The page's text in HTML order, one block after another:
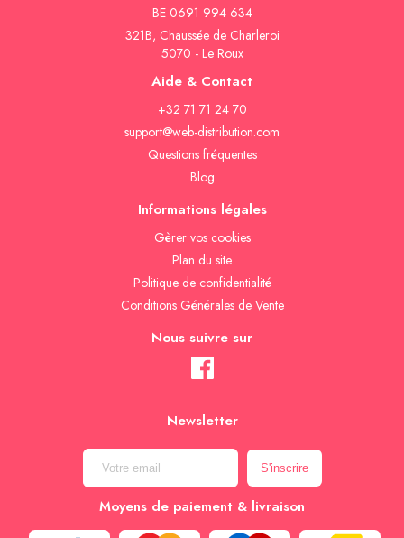
BE 0691 994 634
321B, Chaussée de Charleroi
5070 - Le Roux
Aide & Contact
+32 71 71 24 70
support@web-distribution.com
Questions fréquentes
Blog
Informations légales
Gèrer vos cookies
Plan du site
Politique de confidentialité
Conditions Générales de Vente
Nous suivre sur
Newsletter
Moyens de paiement & livraison